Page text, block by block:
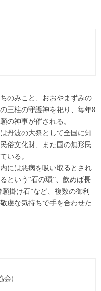
のみこと、おおやまずみの
三柱の守護神を祀り、毎年8
の神事が催される。
丹波の大祭として全国に知
俗文化財、また国の無形民
いる。
には悪病を吸い取るとされ
という“石の環”、飲めば長
掛け石”など、複数の御利
虔な気持ちで手を合わせた
会)